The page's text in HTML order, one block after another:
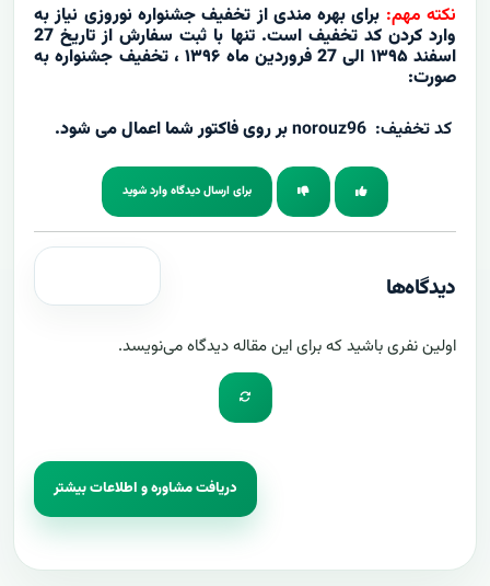
نکته مهم: برای بهره مندی از تخفیف جشنواره نوروزی نیاز به
وارد کردن کد تخفیف است. تنها با ثبت سفارش از تاریخ 27
اسفند ۱۳۹۵ الی 27 فروردین ماه ۱۳۹۶ ، تخفیف جشنواره به
صورت:
کد تخفیف: norouz96
بر روی فاکتور شما اعمال می شود.
برای ارسال دیدگاه وارد شوید
دیدگاه‌ها
اولین نفری باشید که برای این مقاله دیدگاه می‌نویسد.
دریافت مشاوره و اطلاعات بیشتر